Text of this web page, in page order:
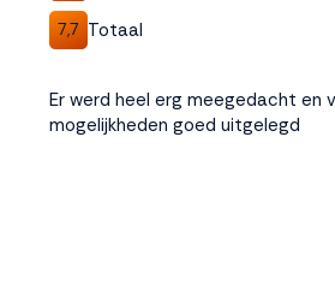
7,7 Totaal
Er werd heel erg meegedacht en
mogelijkheden goed uitgelegd